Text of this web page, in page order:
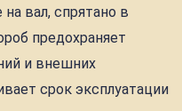
вал, спрятано в
предохраняет
и внешних
срок эксплуатации